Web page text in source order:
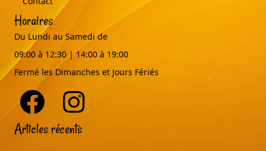
Horaires
Du Lundi au Samedi de
09:00 à 12:30 | 14:00 à 19:00
Fermé les Dimanches et Jours Fériés
Articles récents